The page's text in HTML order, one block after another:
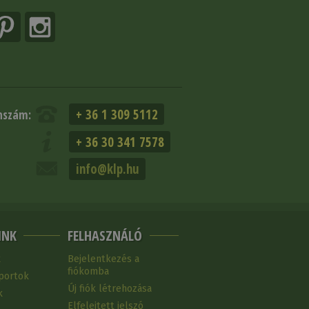
+ 36 1 309 5112
+ 36 30 341 7578
info@klp.hu
FELHASZNÁLÓ
Bejelentkezés a
fiókomba
Új fiók létrehozása
Elfelejtett jelszó